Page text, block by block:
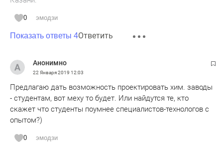
0 эмодзи
Показать ответы 4Ответить
Анонимно
22 Января 2019 12:03
Предлагаю дать возможность проектировать хим. заводы
- студентам, вот меху то будет. Или найдутся те, кто
скажет что студенты поумнее специалистов-технологов с
опытом?)
0 эмодзи